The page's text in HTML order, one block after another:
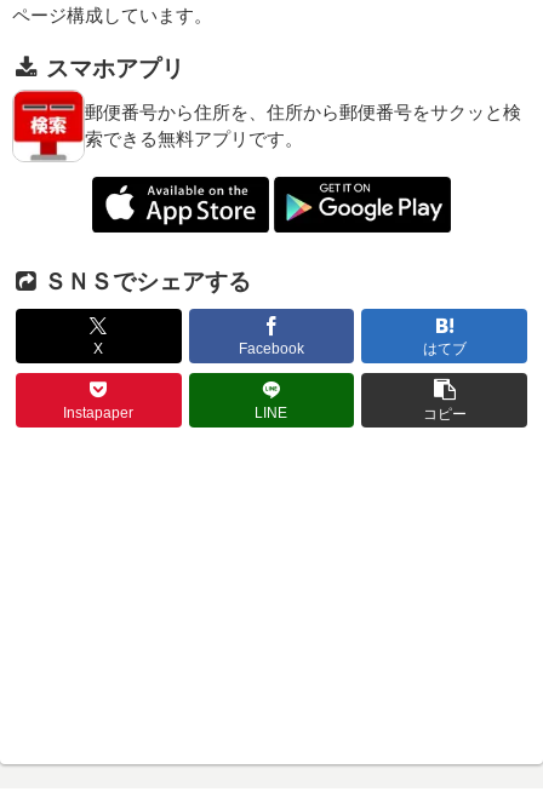
ページ構成しています。
スマホアプリ
郵便番号から住所を、住所から郵便番号をサクッと検
索できる無料アプリです。
ＳＮＳでシェアする
X Facebook はてブ
Instapaper LINE コピー